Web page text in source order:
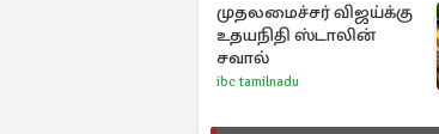
முதலமைச்சர் விஜய்க்கு
உதயநிதி ஸ்டாலின்
சவால்
ibc tamilnadu